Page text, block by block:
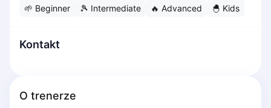
Dabrowa Gornicza
Kalisz
🌱 Beginner 🎾 Intermediate 🔥 Advanced 🐣 Kids
Kontakt
O trenerze